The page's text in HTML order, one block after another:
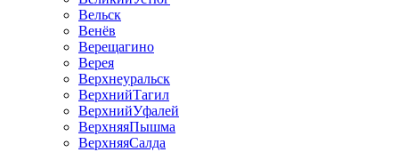
Вельск
Венёв
Верещагино
Верея
Верхнеуральск
ВерхнийТагил
ВерхнийУфалей
ВерхняяПышма
ВерхняяСалда